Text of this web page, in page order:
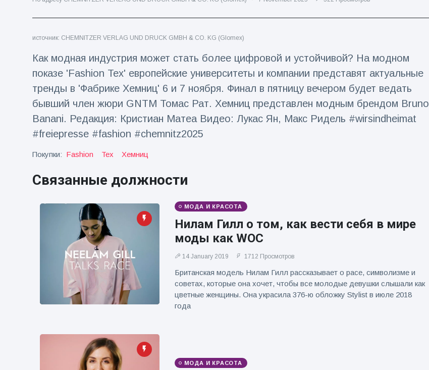
Путешествия и приключения(77)
Последние новости
фокусника из
наручников
вызвал смех у
аудитории
16 July
192
Просмотров
Консерваторы
рождение
низкогорного
тапира в
Великобритании
за 14 лет
16 July
Флориды
арестован
после запуска
фейерверков из
движущейся
машины
16 July
162
Просмотров
источник: CHEMNITZER VERLAG UND DRUCK GMBH & CO. KG (Glomex)
Как модная индустрия может стать более цифровой и устойчивой? На модном
показе 'Fashion Tex' европейские университеты и компании представят актуальные
тренды в 'Фабрике Хемниц' 6 и 7 ноября. Финал в пятницу вечером будет ведать
бывший член жюри GNTM Томас Рат. Хемниц представлен модным брендом Bruno
Banani. Редакция: Кристиан Матеа Видео: Лукас Ян, Макс Ридель #wirsindheimat
#freiepresse #fashion #chemnitz2025
Покупки: Fashion Tex Хемниц
Связанные должности
МОДА И КРАСОТА
Нилам Гилл о том, как вести себя в мире
моды как WOC
14 January 2019 1712 Просмотров
Британская модель Нилам Гилл рассказывает о расе, символизме и
советах, которые она хочет, чтобы все молодые девушки слышали как
цветные женщины. Она украсила 376-ю обложку Stylist в июле 2018
года
МОДА И КРАСОТА